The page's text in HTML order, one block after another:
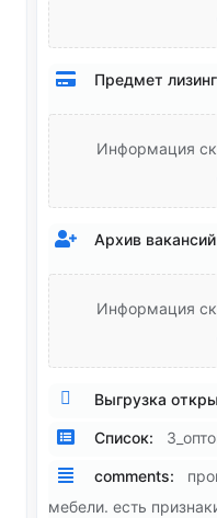
Предмет
Информация
Архив
Информация
Выгрузка
Список:
comments:
мебели. есть